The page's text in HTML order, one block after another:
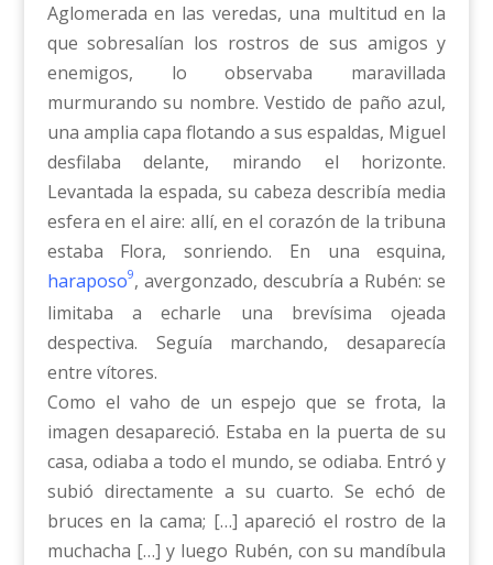
Aglomerada en las veredas, una multitud en la
que sobresalían los rostros de sus amigos y
enemigos, lo observaba maravillada
murmurando su nombre. Vestido de paño azul,
una amplia capa flotando a sus espaldas, Miguel
desfilaba delante, mirando el horizonte.
Levantada la espada, su cabeza describía media
esfera en el aire: allí, en el corazón de la tribuna
estaba Flora, sonriendo. En una esquina,
haraposo9, avergonzado, descubría a Rubén: se
limitaba a echarle una brevísima ojeada
despectiva. Seguía marchando, desaparecía
entre vítores.
Como el vaho de un espejo que se frota, la
imagen desapareció. Estaba en la puerta de su
casa, odiaba a todo el mundo, se odiaba. Entró y
subió directamente a su cuarto. Se echó de
bruces en la cama; […] apareció el rostro de la
muchacha […] y luego Rubén, con su mandíbula